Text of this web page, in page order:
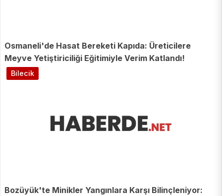
Osmaneli'de Hasat Bereketi Kapıda: Üreticilere
Meyve Yetiştiriciliği Eğitimiyle Verim Katlandı!
Bozüyük'te Minikler Yangınlara Karşı Bilinçleniyor:
Bilecik